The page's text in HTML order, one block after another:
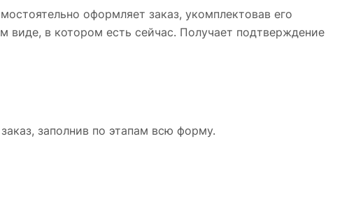
оформляет заказ, укомплектовав его
в котором есть сейчас. Получает подтверждение
заполнив по этапам всю форму.